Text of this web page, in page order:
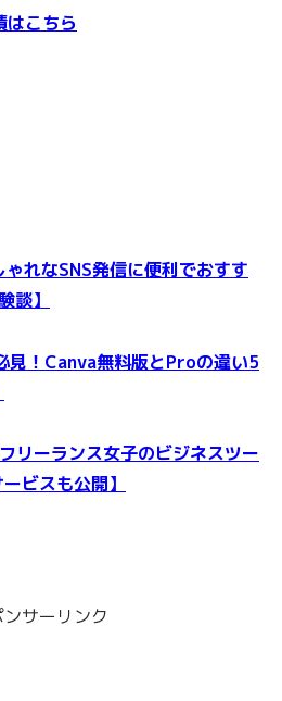
こちら
れなSNS発信に便利でおすす
談】
見！Canva無料版とProの違い5
リーランス女子のビジネスツー
ビスも公開】
ンサーリンク